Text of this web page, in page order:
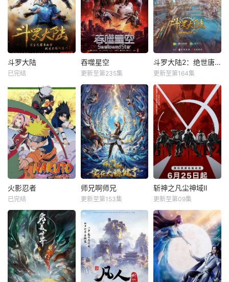
斗罗大陆
已完结
吞噬星空
更新至第235集
斗罗大陆2：绝世唐门
更新至第164集
火影忍者
已完结
师兄啊师兄
更新至第153集
斩神之凡尘神域Ⅱ
更新至第09集